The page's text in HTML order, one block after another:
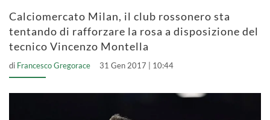
Calciomercato Milan, il club rossonero sta
tentando di rafforzare la rosa a disposizione del
tecnico Vincenzo Montella
di Francesco Gregorace 31 Gen 2017 | 10:44